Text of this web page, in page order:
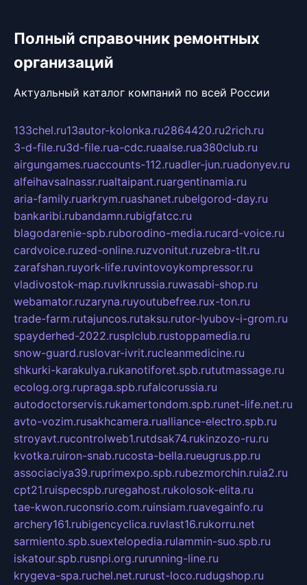
Полный справочник ремонтных
организаций
Актуальный каталог компаний по всей России
133chel.ru13autor-kolonka.ru2864420.ru2rich.ru
3-d-file.ru3d-file.rua-cdc.ruaalse.rua380club.ru
airgungames.ruaccounts-112.ruadler-jun.ruadonyev.ru
alfeihavsalnassr.rualtaipant.ruargentinamia.ru
aria-family.ruarkrym.ruashanet.rubelgorod-day.ru
bankaribi.rubandamn.rubigfatcc.ru
blagodarenie-spb.ruborodino-media.rucard-voice.ru
cardvoice.ruzed-online.ruzvonitut.ruzebra-tlt.ru
zarafshan.ruyork-life.ruvintovoykompressor.ru
vladivostok-map.ruvlknrussia.ruwasabi-shop.ru
webamator.ruzaryna.ruyoutubefree.rux-ton.ru
trade-farm.rutajuncos.rutaksu.rutor-lyubov-i-grom.ru
spayderhed-2022.rusplclub.rustoppamedia.ru
snow-guard.ruslovar-ivrit.rucleanmedicine.ru
shkurki-karakulya.rukanotiforet.spb.rututmassage.ru
ecolog.org.rupraga.spb.rufalcorussia.ru
autodoctorservis.rukamertondom.spb.runet-life.net.ru
avto-vozim.rusakhcamera.rualliance-electro.spb.ru
stroyavt.rucontrolweb1.rutdsak74.rukinzozo-ru.ru
kvotka.ruiron-snab.rucosta-bella.rueugrus.pp.ru
associaciya39.ruprimexpo.spb.rubezmorchin.ruia2.ru
cpt21.ruispecspb.ruregahost.rukolosok-elita.ru
tae-kwon.ruconsrio.com.ruinsiam.ruavegainfo.ru
archery161.rubigencyclica.ruvlast16.rukorru.net
sarmiento.spb.suextelopedia.rulammin-suo.spb.ru
iskatour.spb.rusnpi.org.rurunning-line.ru
krygeva-spa.ruchel.net.rurust-loco.rudugshop.ru